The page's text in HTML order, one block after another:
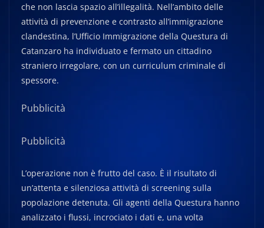
che non lascia spazio all’illegalità. Nell’ambito delle
attività di prevenzione e contrasto all’immigrazione
clandestina, l’Ufficio Immigrazione della Questura di
Catanzaro ha individuato e fermato un cittadino
straniero irregolare, con un curriculum criminale di
spessore.
Pubblicità
Pubblicità
L’operazione non è frutto del caso. È il risultato di
un’attenta e silenziosa attività di screening sulla
popolazione detenuta. Gli agenti della Questura hanno
analizzato i flussi, incrociato i dati e, una volta